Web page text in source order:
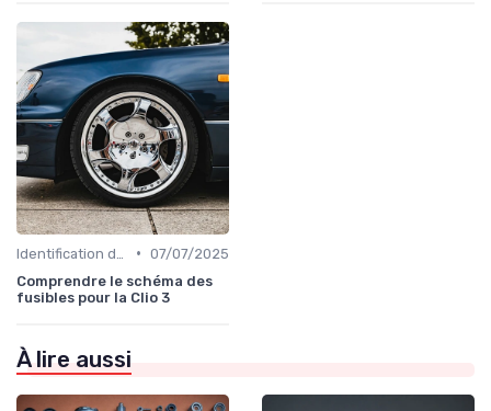
• 07/07/2025
Comprendre le schéma des
fusibles pour la Clio 3
À lire aussi